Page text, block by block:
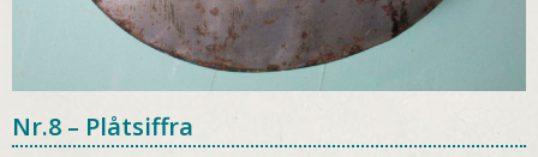
Nr.8 – Plåtsiffra